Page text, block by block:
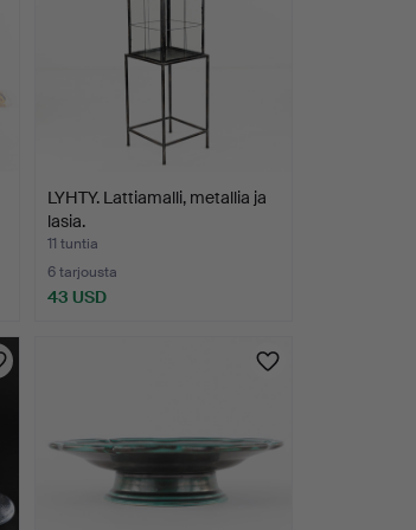
LYHTY. Lattiamalli, metallia ja
lasia.
11 tuntia
6 tarjousta
43 USD